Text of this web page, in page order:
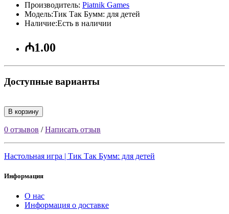
Производитель: Piatnik Games
Модель:Тик Так Бумм: для детей
Наличие:Есть в наличии
₼1.00
Доступные варианты
В корзину
0 отзывов /Написать отзыв
Настольная игра | Тик Так Бумм: для детей
Информация
О нас
Информация о доставке